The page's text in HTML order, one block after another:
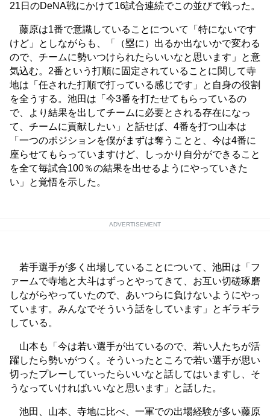
21日のDeNA戦にかけて16試合連続でこの並びで戦った。
藤原は1番で意識していることについて「特にないです
けど」としながらも、「（塁に）出るか出ないかで変わる
ので、チームに勢いつけられたらいいなと思います」と意
気込む。2番という打順に固定されていることに関して寺
地は「任された打順で打っている感じです」と自身の役割
を全うする。池田は「今3番を打たせてもらっているの
で、より結果を出してチームに必要とされる存在になっ
て、チームに貢献したい」と話せば、4番を打つ山本は
「一つのポジションを僕がまずは奪うことと、今は4番に
座らせてもらっていますけど、しっかり自分ができること
を全て毎試合100％の結果を出せるようにやっていきた
い」と覚悟を示した。
ADVERTISEMENT
若手選手が多く出場していることについて、池田は「フ
ァームで寺地と大斗はずっとやってきて、お互い切磋琢磨
しながらやっていたので、あいつらに負けないようにやっ
ています。みんなでそういう話をしています」とギラギラ
している。
山本も「今は若い選手が出ているので、若い人たちが活
躍したら勢いがつく。そういったところで若い選手が思い
切ったプレーしていったらいいなと話してはいますし、そ
うなっていければいいなと思います」と話した。
池田、山本、寺地に比べ、一軍での出場経験が多い藤原